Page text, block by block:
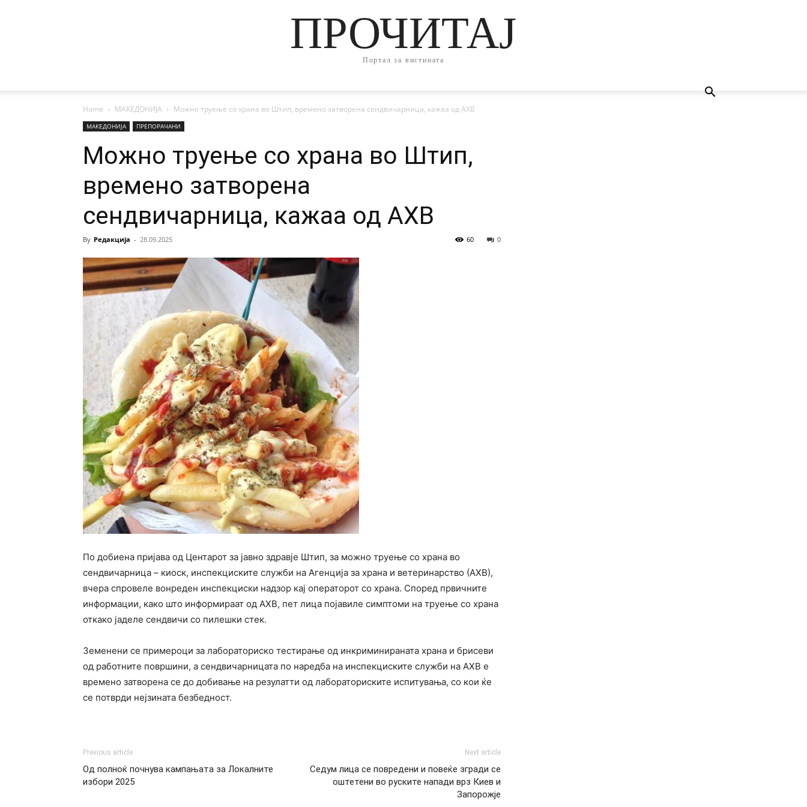
ПРОЧИТАЈ
Портал за вистината
Home МАКЕДОНИЈА Можно труење со храна во Штип, времено затворена сендвичарница, кажаа од АХВ
МАКЕДОНИЈА ПРЕПОРАЧАНИ
Можно труење со храна во Штип,
времено затворена
сендвичарница, кажаа од АХВ
By Редакција - 28.09.2025 0
60
По добиена пријава од Центарот за јавно здравје Штип, за можно труење со храна во
сендвичарница – киоск, инспекциските служби на Агенција за храна и ветеринарство (АХВ),
вчера спровеле вонреден инспекциски надзор кај операторот со храна. Според првичните
информации, како што информираат од АХВ, пет лица појавиле симптоми на труење со храна
откако јаделе сендвичи со пилешки стек.
Земенени се примероци за лабораториско тестирање од инкриминираната храна и брисеви
од работните површини, а сендвичарницата по наредба на инспекциските служби на АХВ е
времено затворена се до добивање на резулатти од лабораториските испитувања, со кои ќе
се потврди нејзината безбедност.
Previous article
Од полноќ почнува кампањата за Локалните
избори 2025
Next article
Седум лица се повредени и повеќе згради се
оштетени во руските напади врз Киев и
Запорожје